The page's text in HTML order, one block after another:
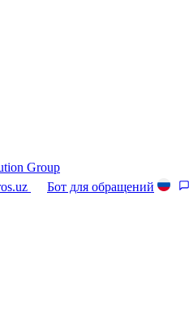
Group
Бот для обращений